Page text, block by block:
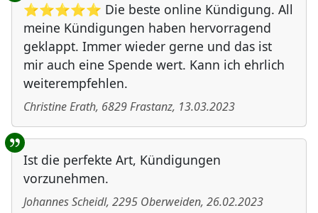
⭐⭐⭐⭐⭐ Die beste online Kündigung. All
meine Kündigungen haben hervorragend
geklappt. Immer wieder gerne und das ist
mir auch eine Spende wert. Kann ich ehrlich
weiterempfehlen.
Christine Erath, 6829Frastanz, 13.03.2023
Ist die perfekte Art, Kündigungen
vorzunehmen.
Johannes Scheidl, 2295 Oberweiden, 26.02.2023